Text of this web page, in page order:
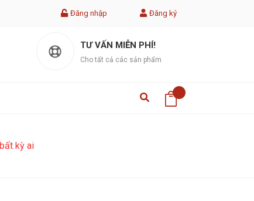
Đăng nhập Đăng ký
TƯ VẤN MIỄN PHÍ!
Cho tất cả các sản phẩm
kỳ ai